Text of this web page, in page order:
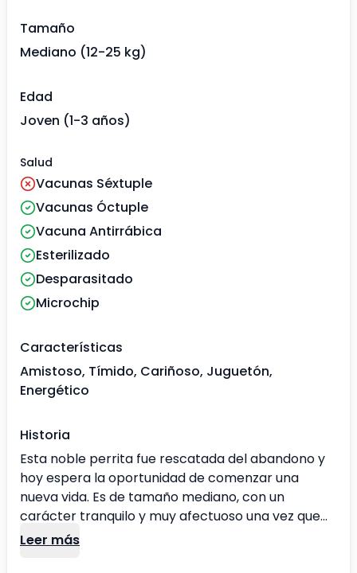
Tamaño
Mediano (12-25 kg)
Edad
Joven (1-3 años)
Salud
Vacunas Séxtuple
Vacunas Óctuple
Vacuna Antirrábica
Esterilizado
Desparasitado
Microchip
Características
Amistoso, Tímido, Cariñoso, Juguetón,
Energético
Historia
Esta noble perrita fue rescatada del abandono y
hoy espera la oportunidad de comenzar una
nueva vida. Es de tamaño mediano, con un
carácter tranquilo y muy afectuoso una vez que
entra en confianza. Al inicio puede mostrarse
Leer más